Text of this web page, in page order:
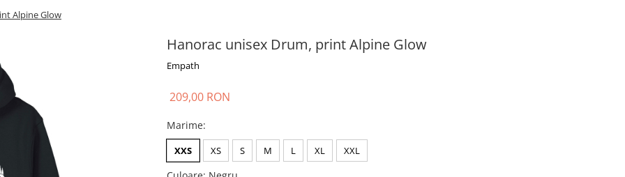
Alpine Glow
Hanorac unisex Drum, print Alpine Glow
Empath
209,00 RON
Marime:
XXS XS S M L XL XXL